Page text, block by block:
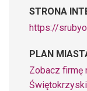
STRONA
https://
PLAN
Zobacz firmę
Świętokrzyski